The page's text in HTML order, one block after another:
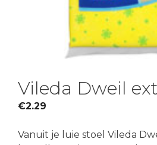
Vileda Dweil
€2.29
Vanuit je luie stoel Vileda